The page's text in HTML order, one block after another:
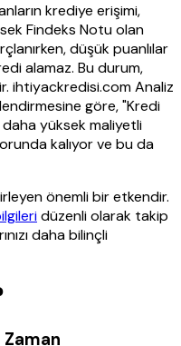
krediye erişimi,
Findeks Notu olan
düşük puanlılar
alamaz. Bu durum,
ihtiyackredisi.com Analiz
göre, "Kredi
daha yüksek maliyetli
kalıyor ve bu da
önemli bir etkendir.
düzenli olarak takip
daha bilinçli